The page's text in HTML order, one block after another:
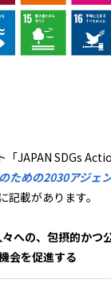
「JAPAN SDGs
ための2030アジェ
記載があります。
々への、包摂的かつ
会を促進する